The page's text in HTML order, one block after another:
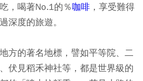
，喝著No.1的％咖啡 ，享受難得
深度的旅遊。
方的著名地標，譬如平等院、二
伏見稻禾神社等，都是世界級的